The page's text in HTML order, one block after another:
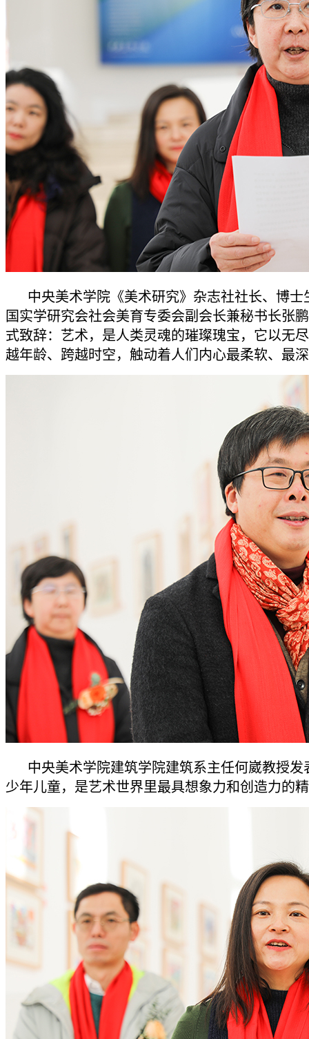
中央美术学院《美术研究》杂志社社长、博士
国实学研究会社会美育专委会副会长兼秘书长张
式致辞：艺术，是人类灵魂的璀璨瑰宝，它以无
越年龄、跨越时空，触动着人们内心最柔软、最
中央美术学院建筑学院建筑系主任何崴教授发
少年儿童，是艺术世界里最具想象力和创造力的